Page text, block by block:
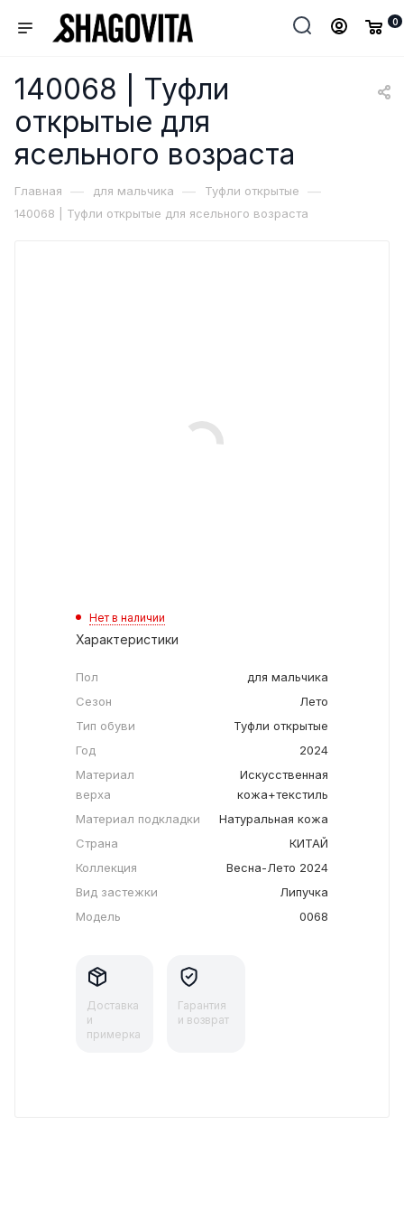
0
140068 | Туфли
открытые для
ясельного возраста
Главная — для мальчика — Туфли открытые —
140068 | Туфли открытые для ясельного возраста
Нет в наличии
Характеристики
Пол
для мальчика
Сезон
Лето
Тип обуви
Туфли открытые
Год
2024
Материал
верха
Искусственная
кожа+текстиль
Материал подкладки
Натуральная кожа
Страна
КИТАЙ
Коллекция
Весна-Лето 2024
Вид застежки
Липучка
Модель
0068
Доставка
и
примерка
Гарантия
и возврат